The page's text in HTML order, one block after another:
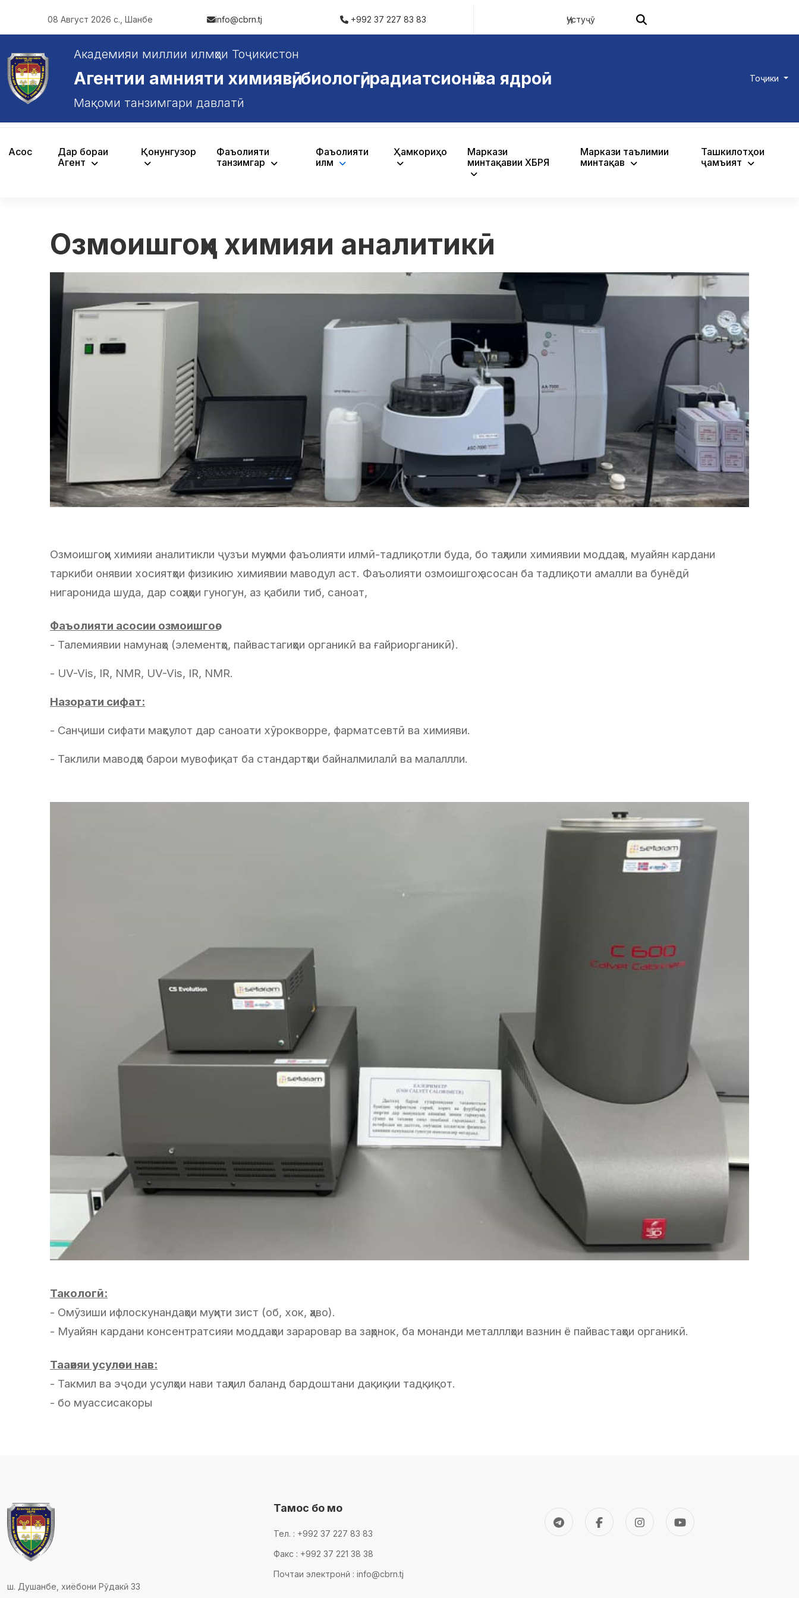
08 Август 2026 с., Шанбе info@cbrn.tj +992 37 227 83 83
Академияи миллии илмҳои Тоҷикистон
Агентии амнияти химиявӣ, биологӣ, радиатсионӣ ва ядроӣ
Мақоми танзимгари давлатӣ
Тоҷики
Асосӣ
Дар бораи
Агентӣ
Қонунгузорӣ
Фаъолияти
танзимгарӣ
Фаъолияти
илмӣ
Ҳамкориҳо
Маркази
минтақавии ХБРЯ
Маркази таълимии
минтақавӣ
Ташкилотҳои
ҷамъиятӣ
Озмоишгоҳи химияи аналитикӣ
Озмоишгоҳи химияи аналитикли ҷузъи муҳими фаъолияти илмӣ-тадлиқотли буда, бо таҳлили химиявии моддаҳо, муайян кардани
таркиби онявии хосиятҳои физикию химиявии маводул аст. Фаъолияти озмоишгоҳ асосан ба тадлиқоти амалли ва бунёдӣ
нигаронида шуда, дар соҳаҳои гуногун, аз қабили тиб, саноат,
Фаъолияти асосии озмоишгоѳ:
- Талемиявии намунаҳо (элементҳо, пайвастагиҳои органикӣ ва ғайриорганикӣ).
- UV-Vis, IR, NMR, UV-Vis, IR, NMR.
Назорати сифат:
- Санҷиши сифати маҳсулот дар саноати хӯрокворре, фарматсевтӣ ва химияви.
- Таклили маводҳо барои мувофиқат ба стандартҳои байналмилалӣ ва малаллли.
Такологӣ:
- Омӯзиши ифлоскунандаҳои муҳити зист (об, хок, ҳаво).
- Муайян кардани консентратсияи моддаҳои зараровар ва заҳрнок, ба монанди металллҳои вазнин ё пайвастаҳои органикӣ.
Тааѳияи усулѳои нав:
- Такмил ва эҷоди усулҳои нави таҳлил баланд бардоштани дақиқии тадқиқот.
- бо муассисакоры
ш. Душанбе, хиёбони Рӯдакӣ 33
Тамос бо мо
Тел. : +992 37 227 83 83
Факс : +992 37 221 38 38
Почтаи электронӣ : info@cbrn.tj